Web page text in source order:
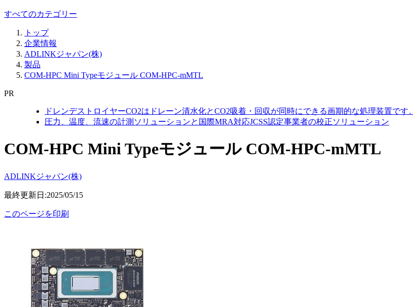
すべてのカテゴリー
トップ
企業情報
ADLINKジャパン(株)
製品
COM-HPC Mini Typeモジュール COM-HPC-mMTL
PR
ドレンデストロイヤーCO2はドレーン清水化とCO2吸着・回収が同時にできる画期的な処理装置です。
圧力、温度、流速の計測ソリューションと国際MRA対応JCSS認定事業者の校正ソリューション
COM-HPC Mini Typeモジュール COM-HPC-mMTL
ADLINKジャパン(株)
最終更新日:2025/05/15
このページを印刷